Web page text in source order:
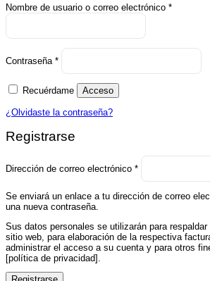
Nombre de usuario o correo electrónico *Obligatorio
Contraseña *
Obligatorio
Recuérdame Acceso
¿Olvidaste la contraseña?
Registrarse
Dirección de correo electrónico *
Obligatorio
Se enviará un enlace a tu dirección de correo
una nueva contraseña.
Sus datos personales se utilizarán para
sitio web, para elaboración de la respectiva
administrar el acceso a su cuenta y para otros
[política de privacidad].